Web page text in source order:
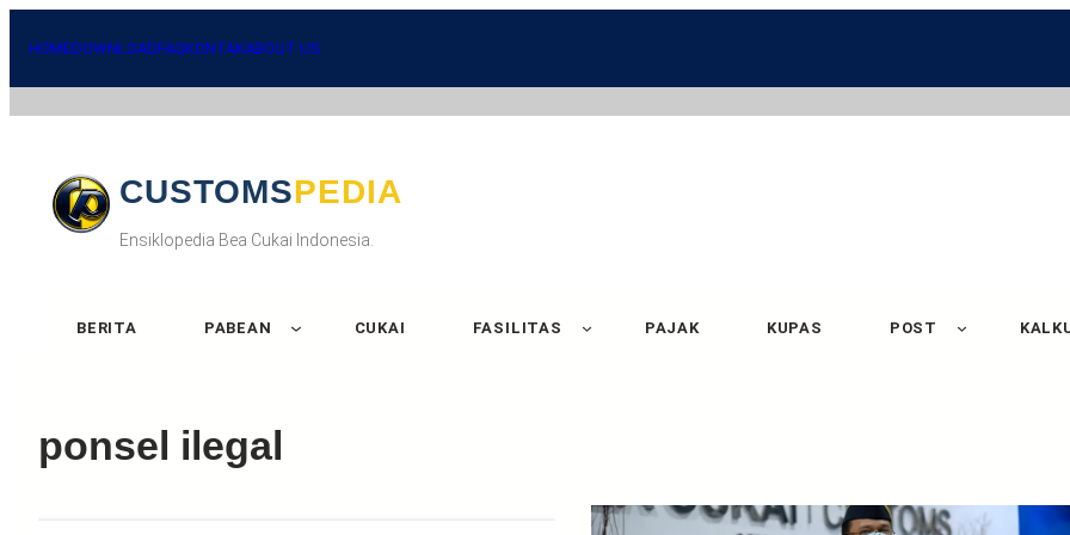
HOMEDOWNLOADFAQKONTAKABOUT US
CUSTOMSPEDIA
Ensiklopedia Bea Cukai Indonesia.
BERITA PABEAN CUKAI FASILITAS PAJAK KUPAS POST
ponsel ilegal